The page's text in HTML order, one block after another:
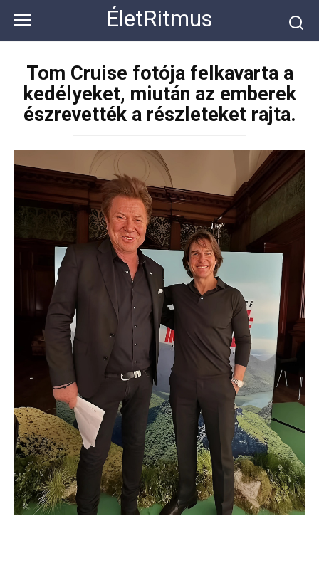
контенту
ÉletRitmus
Tom Cruise fotója felkavarta a
kedélyeket, miután az emberek
észrevették a részleteket rajta.